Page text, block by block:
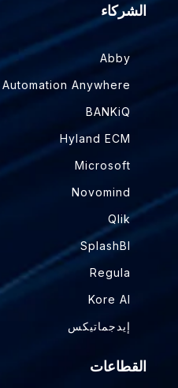
الشركاء
Abby
Automation Anywhere
BANKiQ
Hyland ECM
Microsoft
Novomind
Qlik
SplashBI
Regula
Kore AI
إيدجماتيكس
القطاعات